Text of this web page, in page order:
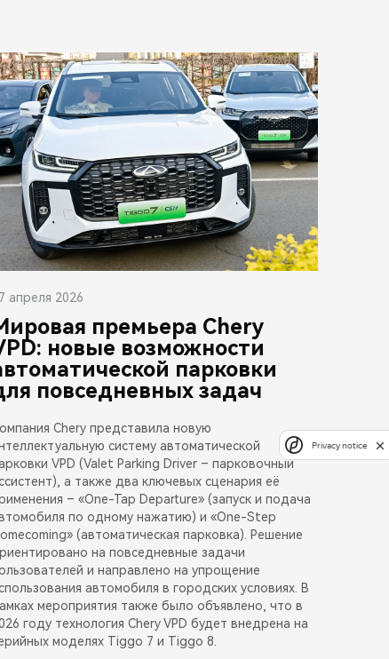
апреля 2026
премьера Chery
новые возможности
парковки
повседневных задач
Chery представила новую
систему автоматической
VPD (Valet Parking Driver – парковочный
а также два ключевых сценария её
– «One-Tap Departure» (запуск и подача
по одному нажатию) и «One-Step
(автоматическая парковка). Решение
на повседневные задачи
и направлено на упрощение
автомобиля в городских условиях. В
мероприятия также было объявлено, что в
году технология Chery VPD будет внедрена на
моделях Tiggo 7 и Tiggo 8.
Privacy notice